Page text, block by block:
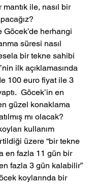
mantık ile, nasıl bir
Göcek’de herhangi
süresi nasıl
bir tekne sahibi
ilk açıklamasında
100 euro fiyat ile 3
Göcek’in en
güzel konaklama
mı olacak?
kullanım
üzere “bir tekne
en fazla 11 gün bir
fazla 3 gün kalabilir”
koylarında bir